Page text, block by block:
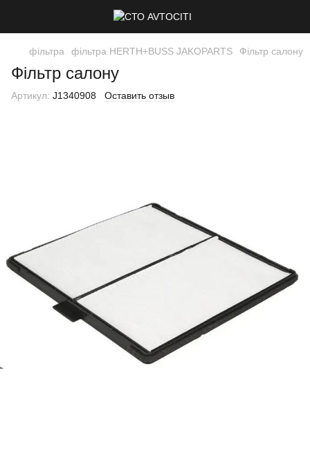
фільтра фільтра HERTH+BUSS JAKOPARTS Фільтр салону
Фільтр салону
Артикул: J1340908 Оставить отзыв